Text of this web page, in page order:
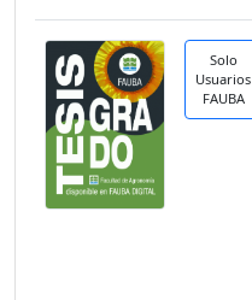
Solo
Usuarios
FAUBA